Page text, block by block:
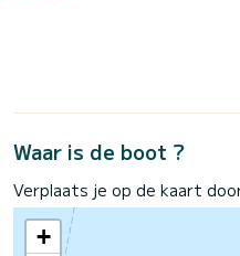
Waar is de boot ?
Verplaats je op de kaart
+